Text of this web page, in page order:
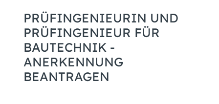
PRÜFINGENIEURIN UND
PRÜFINGENIEUR FÜR
BAUTECHNIK -
ANERKENNUNG
BEANTRAGEN